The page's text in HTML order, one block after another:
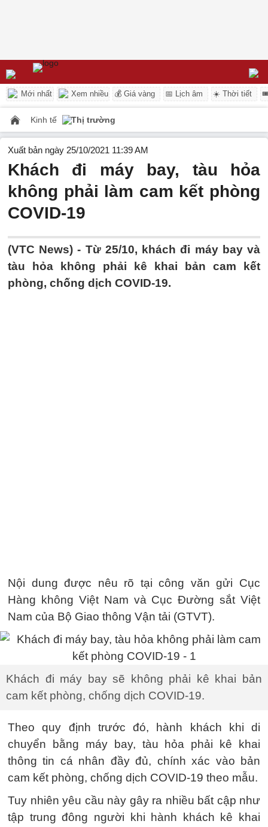
Mới nhất Xem nhiều 💰 Giá vàng 📅 Lịch âm ☀️ Thời tiết
Kinh tế Thị trường
Xuất bản ngày 25/10/2021 11:39 AM
Khách đi máy bay, tàu hỏa
không phải làm cam kết phòng
COVID-19
(VTC News) - Từ 25/10, khách đi máy bay và
tàu hỏa không phải kê khai bản cam kết
phòng, chống dịch COVID-19.
Nội dung được nêu rõ tại công văn gửi Cục
Hàng không Việt Nam và Cục Đường sắt Việt
Nam của Bộ Giao thông Vận tải (GTVT).
Khách đi máy bay sẽ không phải kê khai bản
cam kết phòng, chống dịch COVID-19.
Theo quy định trước đó, hành khách khi di
chuyển bằng máy bay, tàu hỏa phải kê khai
thông tin cá nhân đầy đủ, chính xác vào bản
cam kết phòng, chống dịch COVID-19 theo mẫu.
Tuy nhiên yêu cầu này gây ra nhiều bất cập như
tập trung đông người khi hành khách kê khai